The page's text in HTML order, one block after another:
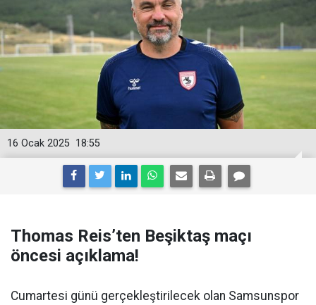
18:55
16 Ocak 2025
Thomas Reis’ten Beşiktaş maçı
öncesi açıklama!
Cumartesi günü gerçekleştirilecek olan Samsunspor